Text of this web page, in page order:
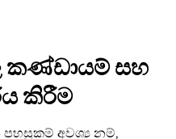
කණ්ඩායම් සහ
කිරීම
අවශ්‍ය නම්,